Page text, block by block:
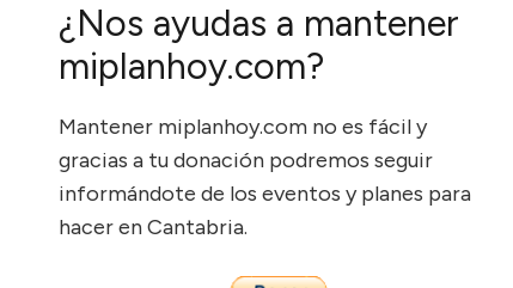
¿Nos ayudas a mantener
miplanhoy.com?
Mantener miplanhoy.com no es fácil y
gracias a tu donación podremos seguir
informándote de los eventos y planes para
hacer en Cantabria.